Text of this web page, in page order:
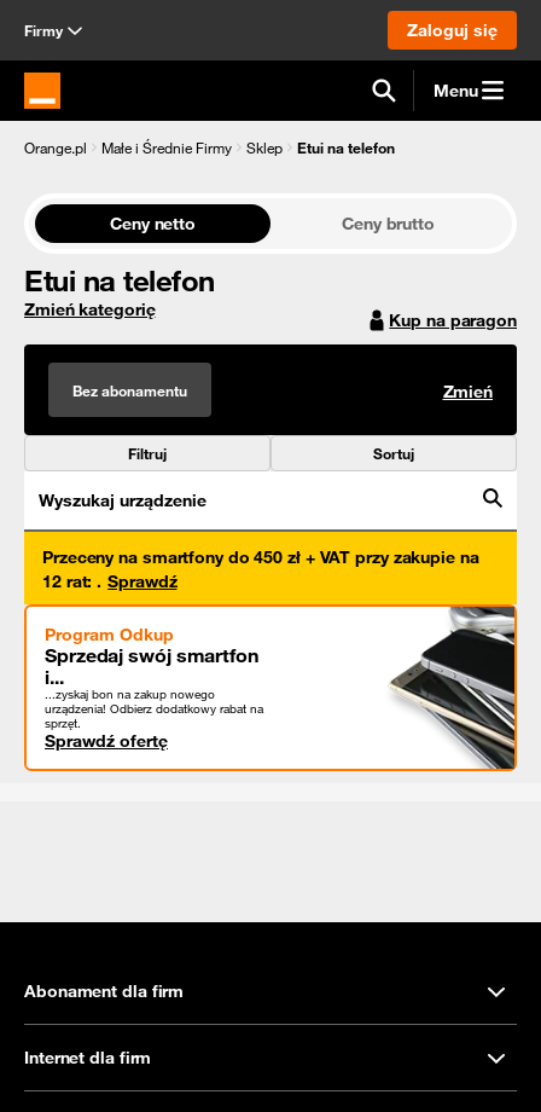
Firmy Zaloguj się
Strona główna Orange.pl Menu
Orange.pl Małe i Średnie Firmy Sklep Etui na telefon
Ceny netto Ceny brutto
Etui na telefon
Zmień kategorię Kup na paragon
Bez abonamentu Zmień
Filtruj Sortuj
Wyszukaj urządzenie
Przeceny na smartfony do 450 zł + VAT przy zakupie na
12 rat: . Sprawdź
Program Odkup
Sprzedaj swój smartfon
i...
...zyskaj bon na zakup nowego
urządzenia! Odbierz dodatkowy rabat na
sprzęt.
Sprawdź ofertę
Abonament dla firm
Internet dla firm